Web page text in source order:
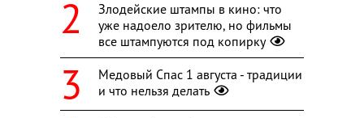
Злодейские штампы в кино: что
уже надоело зрителю, но фильмы
все штампуются под копирку
Медовый Спас 1 августа - традиции
и что нельзя делать